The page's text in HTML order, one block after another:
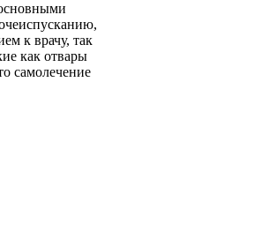
к врачу, так
как отвары
самолечение